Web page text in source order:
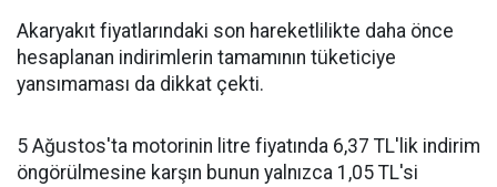
Akaryakıt fiyatlarındaki son hareketlilikte daha önce
hesaplanan indirimlerin tamamının tüketiciye
yansımaması da dikkat çekti.
5 Ağustos'ta motorinin litre fiyatında 6,37 TL'lik indirim
öngörülmesine karşın bunun yalnızca 1,05 TL'si